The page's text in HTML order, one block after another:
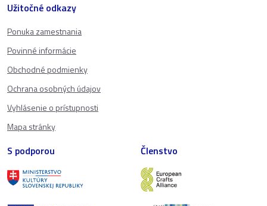
Užitočné odkazy
Ponuka zamestnania
Povinné informácie
Obchodné podmienky
Ochrana osobných údajov
Vyhlásenie o prístupnosti
Mapa stránky
S podporou Členstvo